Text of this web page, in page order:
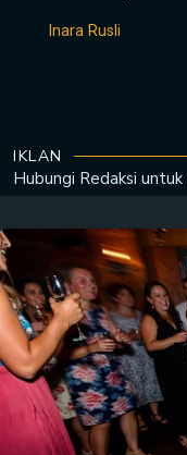
Inara Rusli
IKLAN
Hubungi Redaksi untuk